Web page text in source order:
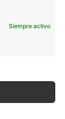
Siempre activo
402251